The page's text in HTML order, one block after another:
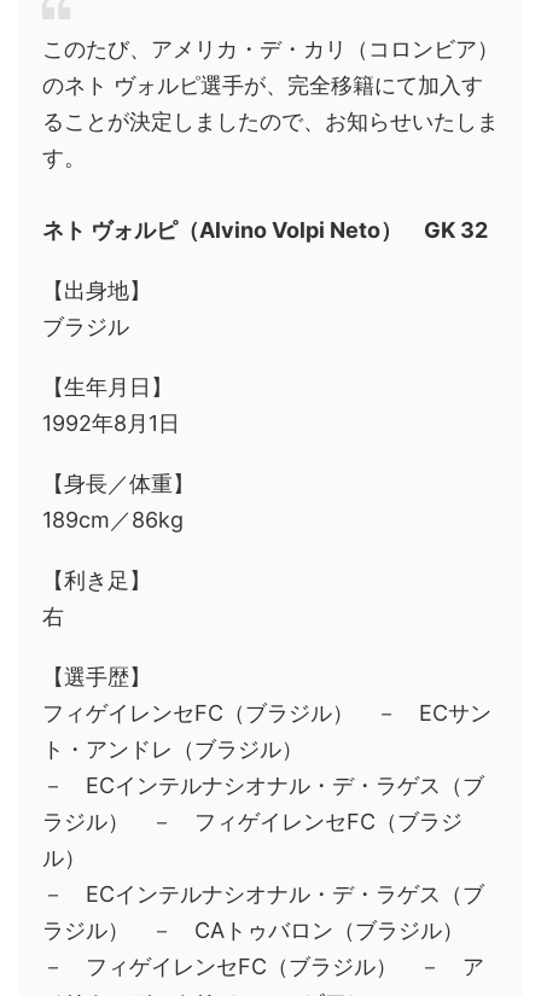
このたび、アメリカ・デ・カリ（コロンビア）
のネト ヴォルピ選手が、完全移籍にて加入す
ることが決定しましたので、お知らせいたしま
す。
ネト ヴォルピ（Alvino Volpi Neto） GK 32
【出身地】
ブラジル
【生年月日】
1992年8月1日
【身長／体重】
189cm／86kg
【利き足】
右
【選手歴】
フィゲイレンセFC（ブラジル） － ECサン
ト・アンドレ（ブラジル）
－ ECインテルナシオナル・デ・ラゲス（ブ
ラジル） － フィゲイレンセFC（ブラジ
ル）
－ ECインテルナシオナル・デ・ラゲス（ブ
ラジル） － CAトゥバロン（ブラジル）
－ フィゲイレンセFC（ブラジル） － ア